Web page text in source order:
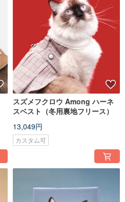
スズメフクロウ Among ハーネ
スベスト（冬用裏地フリース）
13,049円
カスタム可